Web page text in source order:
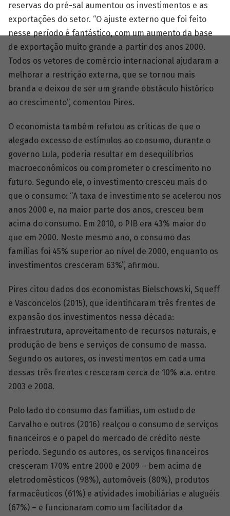
reservas do pré-sal aumentou os investimentos e as
exportações do setor. “O ajuste externo que foi feito
nesse período é fantástico, com um aumento da base
de exportação muito grande a partir dos anos 2000.
Todos os vetores de comércio internacional ajudaram a
melhorar a restrição externa, que se tornou mais
branda e deixou de ser um grande obstáculo histórico
ao crescimento”, comentou Pires.
O economista também refutou as críticas de que o
alegado excesso de estímulos ao consumo, durante o
governo Lula, poderia resultar em desequilíbrios
macroeconômicos ou comprometer o crescimento no
futuro. Segundo ele, o investimento cresceu mais do
que o consumo: “A taxa de investimento se acelerou nos
anos 2000 e, na maior parte dos anos, cresceu bem
acima do consumo. Em 2010, o PIB era 43% maior do
que em 2000. Neste mesmo ano, o consumo das
famílias foi 45% superior ao nível de 2000, enquanto os
investimentos cresceram 63%”, afirmou.
Pires citou dados dos economistas Bielschowski, Squeff
e Vasconcelos (2015), que identificaram três frentes de
expansão dos investimentos nessa década:
infraestrutura, aproveitamento de recursos naturais, e
produção de bens e serviços de consumo de massa.
Segundo os autores, os investimentos em cada uma
dessas três frentes cresceram cerca de 10% a.a. entre
2003 e 2008.
Pelo lado do consumo das famílias, um estudo de
Carvalho e outros (2016) realçou o consumo de serviços
financeiros e o papel do mercado de crédito neste
período. Segundo os autores, os serviços financeiros
cresceram 170% entre 2000 e 2009 – bem acima de
eletrodomésticos (98%), automóveis (80%), produtos
farmacêuticos (61%) e atividades imobiliárias e aluguéis
(67%) – e funcionaram como um facilitador da